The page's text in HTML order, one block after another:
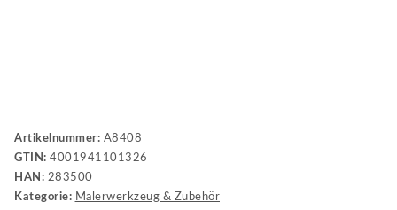
Artikelnummer: A8408
GTIN: 4001941101326
HAN: 283500
Kategorie: Malerwerkzeug & Zubehör